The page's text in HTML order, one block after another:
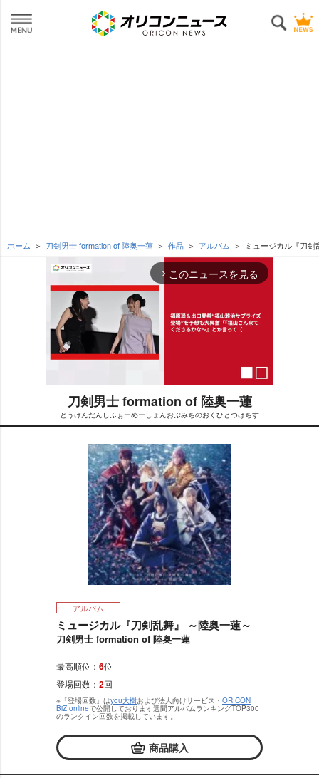
ホーム 刀剣男士 formation of 陸奥一蓮 作品 アルバム ミュージカル『刀
arrow_forward_ios このニュースを見る
M
t
e
刀剣男士 formation of 陸奥一蓮
とうけんだんしふぉーめーしょんおぶみちのおくひとつはちす
アルバム
ミュージカル『刀剣乱舞』 ～陸奥一蓮～
刀剣男士 formation of 陸奥一蓮
最高順位： 6位
登場回数： 2回
※「登場回数」はyou大樹および法人向けサービス・ ORICON
BiZ onlineで公開しております週間アルバムランキングTOP300
のランクイン回数を掲載しています。
商品購入